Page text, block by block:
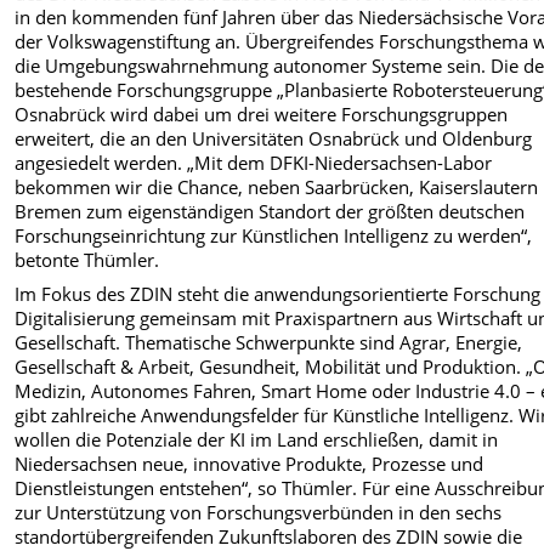
in den kommenden fünf Jahren über das Niedersächsische
der Volkswagenstiftung an. Übergreifendes Forschungsthema
die Umgebungswahrnehmung autonomer Systeme sein. Die
bestehende Forschungsgruppe „Planbasierte
Osnabrück wird dabei um drei weitere Forschungsgruppen
erweitert, die an den Universitäten Osnabrück und Oldenburg
angesiedelt werden. „Mit dem DFKI-Niedersachsen-Labor
bekommen wir die Chance, neben Saarbrücken,
Bremen zum eigenständigen Standort der größten deutschen
Forschungseinrichtung zur Künstlichen Intelligenz zu werden“,
betonte Thümler.
Im Fokus des ZDIN steht die anwendungsorientierte
Digitalisierung gemeinsam mit Praxispartnern aus Wirtschaft
Gesellschaft. Thematische Schwerpunkte sind Agrar, Energie,
Gesellschaft & Arbeit, Gesundheit, Mobilität und Produktion.
Medizin, Autonomes Fahren, Smart Home oder Industrie 4.0 –
gibt zahlreiche Anwendungsfelder für Künstliche Intelligenz.
wollen die Potenziale der KI im Land erschließen, damit in
Niedersachsen neue, innovative Produkte, Prozesse und
Dienstleistungen entstehen“, so Thümler. Für eine
zur Unterstützung von Forschungsverbünden in den sechs
standortübergreifenden Zukunftslaboren des ZDIN sowie die